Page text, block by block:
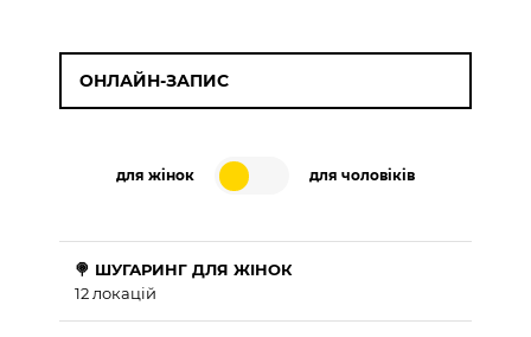
ОНЛАЙН-ЗАПИС
для жінок для чоловіків
🍭 ШУГАРИНГ ДЛЯ ЖІНОК
12 локацій